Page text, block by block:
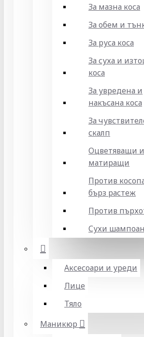
За мазна коса
За обем и
За руса коса
За суха и
коса
За увредена и
накъсана коса
За
скалп
Оцветяващи и
матиращи
Против
бърз растеж
Против
Сухи
Аксесоари и уреди
Лице
Тяло
Маникюр